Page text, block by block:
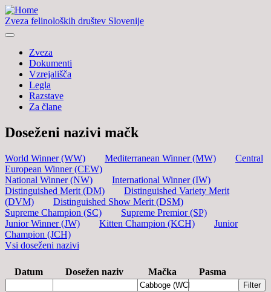
Zveza felinoloških društev Slovenije
Zveza
Dokumenti
Vzrejališča
Legla
Razstave
Za člane
Doseženi nazivi mačk
World Winner (WW) Mediterranean Winner (MW)
Central
European Winner (CEW)
National Winner (NW)
International Winner (IW)
Distinguished Merit (DM)
Distinguished Variety Merit
(DVM)
Distinguished Show Merit (DSM)
Supreme Champion (SC)
Supreme Premior (SP)
Junior Winner (JW)
Kitten Champion (KCH)
Junior
Champion (JCH)
Vsi doseženi nazivi
Datum Dosežen naziv Mačka Pasma